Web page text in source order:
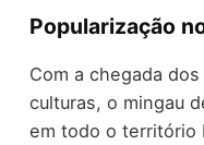
Popularização
Com a chegada
culturas, o mingau
em todo o território